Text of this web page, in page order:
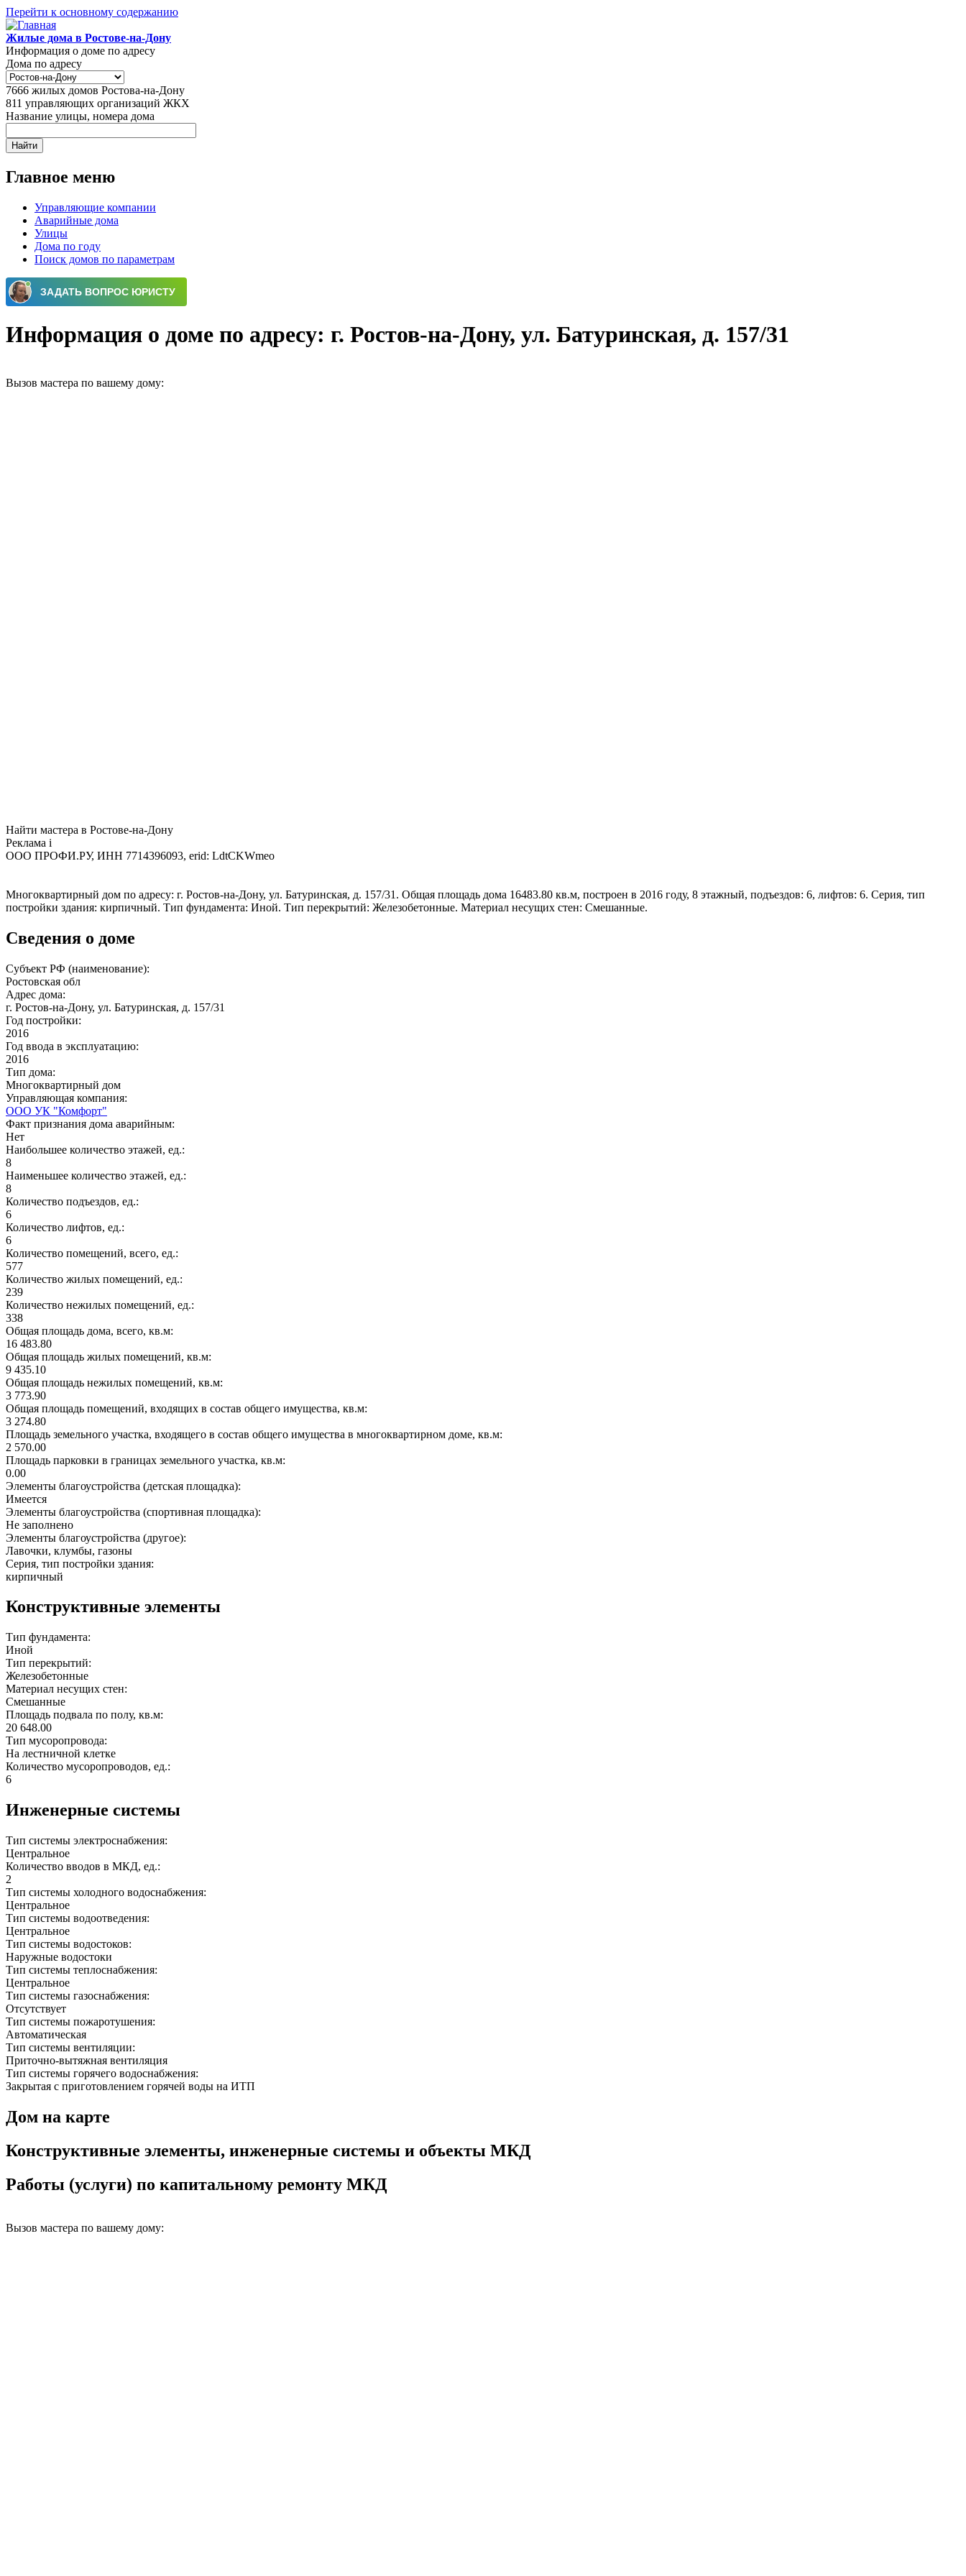
Перейти к основному содержанию
Жилые дома в Ростове-на-Дону
Информация о доме по адресу
Дома по адресу
7666 жилых домов Ростова-на-Дону
811 управляющих организаций ЖКХ
Название улицы, номера дома
Главное меню
Управляющие компании
Аварийные дома
Улицы
Дома по году
Поиск домов по параметрам
Информация о доме по адресу: г. Ростов-на-Дону, ул. Батуринская, д. 157/31
Вызов мастера по вашему дому:
Найти мастера в Ростове-на-Дону
Реклама i
ООО ПРОФИ.РУ, ИНН 7714396093, erid: LdtCKWmeo
Многоквартирный дом по адресу: г. Ростов-на-Дону, ул. Батуринская, д. 157/31. Общая площадь дома 16483.80 кв.м, построен в 2016 году, 8 этажный, подъездов: 6, лифтов: 6. Серия, тип
постройки здания: кирпичный. Тип фундамента: Иной. Тип перекрытий: Железобетонные. Материал несущих стен: Смешанные.
Сведения о доме
Субъект РФ (наименование):
Ростовская обл
Адрес дома:
г. Ростов-на-Дону, ул. Батуринская, д. 157/31
Год постройки:
2016
Год ввода в эксплуатацию:
2016
Тип дома:
Многоквартирный дом
Управляющая компания:
ООО УК "Комфорт"
Факт признания дома аварийным:
Нет
Наибольшее количество этажей, ед.:
8
Наименьшее количество этажей, ед.:
8
Количество подъездов, ед.:
6
Количество лифтов, ед.:
6
Количество помещений, всего, ед.:
577
Количество жилых помещений, ед.:
239
Количество нежилых помещений, ед.:
338
Общая площадь дома, всего, кв.м:
16 483.80
Общая площадь жилых помещений, кв.м:
9 435.10
Общая площадь нежилых помещений, кв.м:
3 773.90
Общая площадь помещений, входящих в состав общего имущества, кв.м:
3 274.80
Площадь земельного участка, входящего в состав общего имущества в многоквартирном доме, кв.м:
2 570.00
Площадь парковки в границах земельного участка, кв.м:
0.00
Элементы благоустройства (детская площадка):
Имеется
Элементы благоустройства (спортивная площадка):
Не заполнено
Элементы благоустройства (другое):
Лавочки, клумбы, газоны
Серия, тип постройки здания:
кирпичный
Конструктивные элементы
Тип фундамента:
Иной
Тип перекрытий:
Железобетонные
Материал несущих стен:
Смешанные
Площадь подвала по полу, кв.м:
20 648.00
Тип мусоропровода:
На лестничной клетке
Количество мусоропроводов, ед.:
6
Инженерные системы
Тип системы электроснабжения:
Центральное
Количество вводов в МКД, ед.:
2
Тип системы холодного водоснабжения:
Центральное
Тип системы водоотведения:
Центральное
Тип системы водостоков:
Наружные водостоки
Тип системы теплоснабжения:
Центральное
Тип системы газоснабжения:
Отсутствует
Тип системы пожаротушения:
Автоматическая
Тип системы вентиляции:
Приточно-вытяжная вентиляция
Тип системы горячего водоснабжения:
Закрытая с приготовлением горячей воды на ИТП
Дом на карте
Конструктивные элементы, инженерные системы и объекты МКД
Работы (услуги) по капитальному ремонту МКД
Вызов мастера по вашему дому: